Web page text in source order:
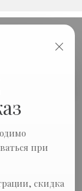
×
при
скидка